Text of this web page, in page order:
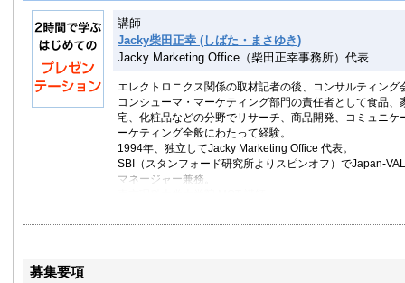
講師
Jacky柴田正幸 (しばた・まさゆき)
Jacky Marketing Office（柴田正幸事務所）代表
エレクトロニクス関係の取材記者の後、コンサルティング
コンシューマ・マーケティング部門の責任者として食品、
宅、化粧品などの分野でリサーチ、商品開発、コミュニケ
ーケティング全般にわたって経験。
1994年、独立してJacky Marketing Office 代表。
SBI（スタンフォード研究所よりスピンオフ）でJapan-
マネージャー兼務。
著書：
募集要項